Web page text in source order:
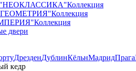
"НЕОКЛАССИКА"Коллекция
"ГЕОМЕТРИЯ"Коллекция
Коллекция
двери
ДрезденДублинКёльнМадридПрага
кедр